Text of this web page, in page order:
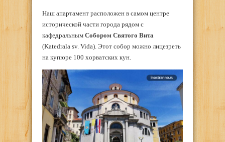
Наш апартамент расположен в самом центре
исторической части города рядом с
кафедральным Собором Святого Вита
(Katedrala sv. Vida). Этот собор можно лицезреть
на купюре 100 хорватских кун.